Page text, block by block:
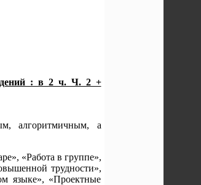
: в 2 ч. Ч. 2 +
алгоритмичным, а
«Работа в группе»,
трудности»,
языке», «Проектные